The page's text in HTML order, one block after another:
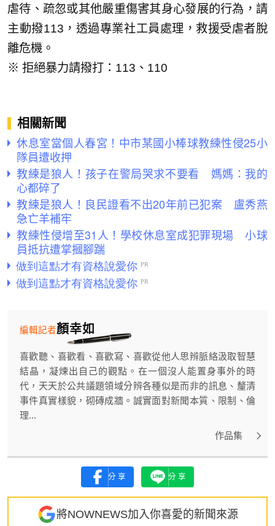
虐待、疏忽或其他嚴重傷害其身心發展的行為，請
主動撥113，透過專業社工員處理，救援受虐者脫
離危機。
※ 拒絕暴力請撥打：113、110
相關新聞
休息室當個人春宮！中市某國小棒球教練性侵25小
隊員遭收押
教練是狼人！孩子在警局哭求不要看 媽媽：我的
心都碎了
教練是狼人！良民證看不出20年前已犯案 盧秀燕
急亡羊補牢
教練性侵增至31人！學校休息室成犯罪現場 小球
員抵抗遭掌摑腳踹
顏幸如
編輯記者
喜歡聽、喜歡看、喜歡寫、喜歡從他人思辨脈絡汲取智慧
結晶，凝煉出自己的觀點。在一個沒人能置身事外的時
代，天天於公共議題領域分辨各種似是而非的訊息、釐清
事件真實樣貌，砌磚成牆。誠實面對新聞本質、限制、倫
理...
作品集
分享 分享
將NOWNEWS加入你喜愛的新聞來源